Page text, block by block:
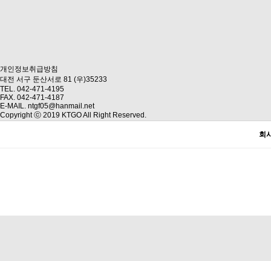
개인정보취급방침
대전 서구 둔산서로 81 (우)35233
TEL. 042-471-4195
FAX. 042-471-4187
E-MAIL. ntgf05@hanmail.net
Copyright ⓒ 2019 KTGO All Right Reserved.
회